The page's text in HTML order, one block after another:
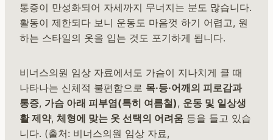
통증이 만성화되어 자세까지 무너지는 분도 많습니다.
활동이 제한되다 보니 운동도 마음껏 하기 어렵고, 원
하는 스타일의 옷을 입는 것도 포기하게 됩니다.
비너스의원 임상 자료에서도 가슴이 지나치게 클 때
나타나는 신체적 불편함으로 목·등·어깨의 피로감과
통증, 가슴 아래 피부염(특히 여름철), 운동 및 일상생
활 제약, 체형에 맞는 옷 선택의 어려움 등을 들고 있습
니다. (출처: 비너스의원 임상 자료,